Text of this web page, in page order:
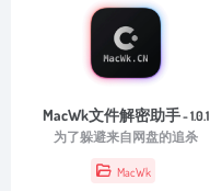
MacWk文件解密助手- 1.0.1
为了躲避来自网盘的追杀
MacWk